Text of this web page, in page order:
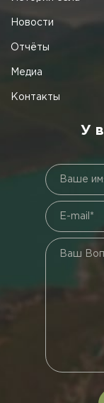
Новости
Отчёты
Медиа
Контакты
У
Ваше
E-mail*
Ваш